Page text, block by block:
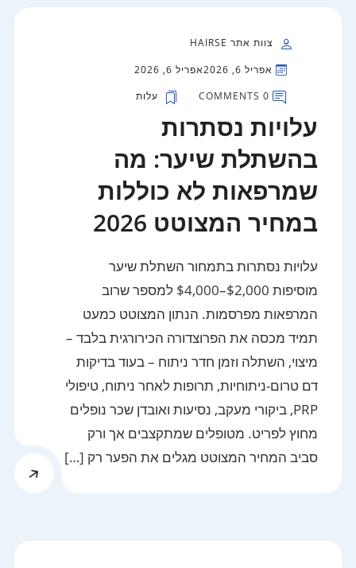
צוות אתר HAIRSE
אפריל 6, 2026
אפריל 6, 2026
0 COMMENTS
עלות
עלויות נסתרות
בהשתלת שיער: מה
שמרפאות לא כוללות
במחיר המצוטט 2026
עלויות נסתרות בתמחור השתלת שיער
מוסיפות $2,000–$4,000 למספר שרוב
המרפאות מפרסמות. הנתון המצוטט כמעט
תמיד מכסה את הפרוצדורה הכירורגית בלבד –
מיצוי, השתלה וזמן חדר ניתוח – בעוד בדיקות
דם טרום-ניתוחיות, תרופות לאחר ניתוח, טיפולי
PRP, ביקורי מעקב, נסיעות ואובדן שכר נופלים
מחוץ לפריט. מטופלים שמתקצבים אך ורק
סביב המחיר המצוטט מגלים את הפער רק […]